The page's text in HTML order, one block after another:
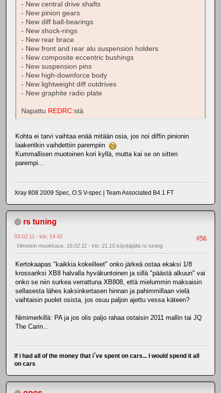
- New central drive shafts
- New pinion gears
- New diff ball-bearings
- New shock-rings
- New rear brace
- New front and rear alu suspension holders
- New composite eccentric bushings
- New suspension pins
- New high-downforce body
- New lightweight diff outdrives
- New graphite radio plate
Napattu REDRC:stä
Kohta ei tarvi vaihtaa enää mitään osia, jos noi diffin pinionin
laakeritkin vaihdettiin parempiin
Kummallisen muotoinen kori kyllä, mutta kai se on sitten
parempi...
Xray 808 2009 Spec, O.S V-spec | Team Associated B4.1 FT
rs tuning
#56
03.02.11 - klo: 14.42
Viimeisin muokkaus: 16.02.11 - klo: 21.15 käyttäjältä rs tuning
Kertokaapas "kaikkia kokeilleet" onko järkeä ostaa ekaksi 1/8
krossariksi XB8 halvalla hyväkuntoinen ja sillä "päästä alkuun" vai
onko se niin surkea verrattuna XB808, että mielummin maksaisin
sellasesta lähes kaksinkertasen hinnan ja pahimmillaan vielä
vaihtaisin puolet osista, jos osuu paljon ajettu vessa käteen?
Nimimerkillä: PA ja jos olis paljo rahaa ostaisin 2011 mallin tai JQ
The Carin...
If i had all of the money that i´ve spent on cars... I would spend it all
on cars